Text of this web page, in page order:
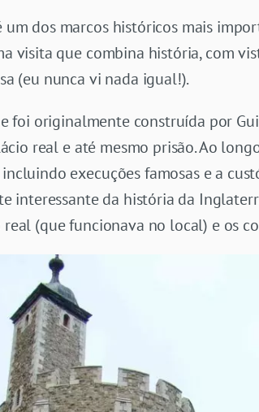
um dos marcos históricos mais
visita que combina história, com
(eu nunca vi nada igual!).
foi originalmente construída por
real e até mesmo prisão. Ao
execuções famosas e a
interessante da história da
(que funcionava no local) e os